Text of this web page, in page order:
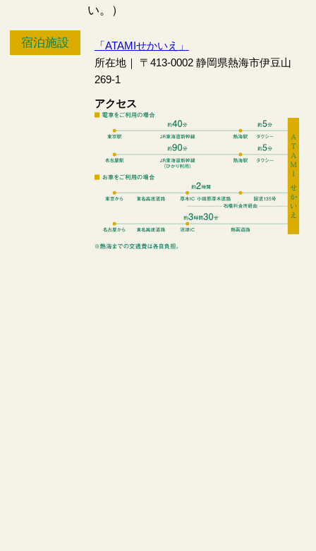
い。）
宿泊施設 「ATAMIせかいえ 」
所在地｜
〒413-0002 静岡県熱海市伊豆山
269-1
アクセス